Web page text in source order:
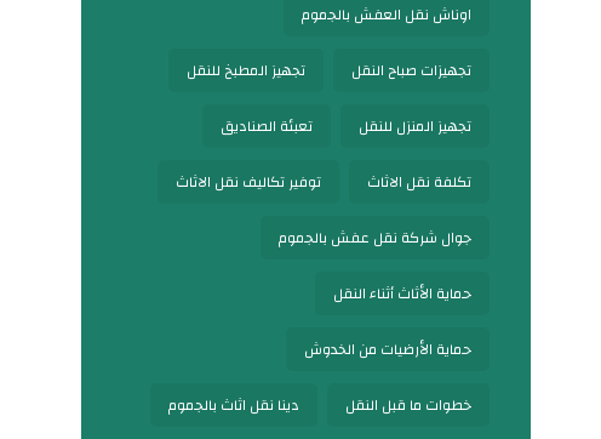
اوناش نقل العفش بالجموم
تجهيزات صباح النقل تجهيز المطبخ للنقل
تجهيز المنزل للنقل تعبئة الصناديق
تكلفة نقل الاثاث توفير تكاليف نقل الاثاث
جوال شركة نقل عفش بالجموم
حماية الأثاث أثناء النقل
حماية الأرضيات من الخدوش
خطوات ما قبل النقل دينا نقل اثاث بالجموم